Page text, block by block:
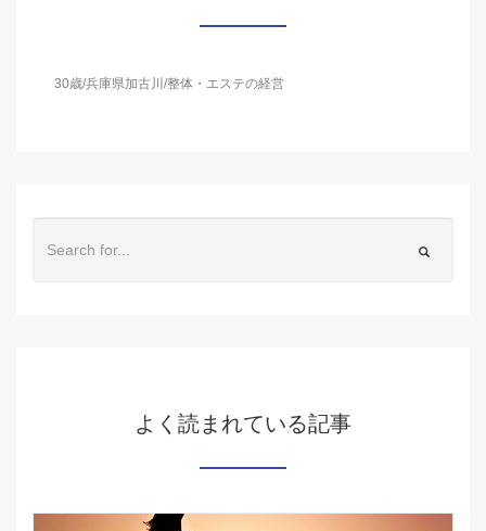
30歳/兵庫県加古川/整体・エステの経営
よく読まれている記事